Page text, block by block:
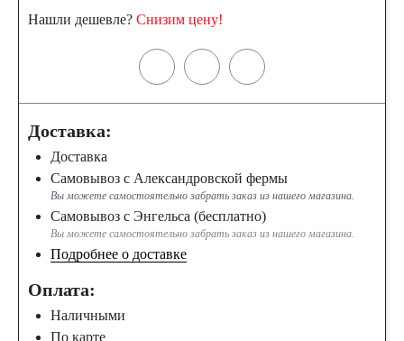
Нашли дешевле? Снизим цену!
Доставка:
Доставка
Самовывоз с Александровской фермы
Вы можете самостоятельно забрать заказ из нашего магазина.
Самовывоз с Энгельса (бесплатно)
Вы можете самостоятельно забрать заказ из нашего магазина.
Подробнее о доставке
Оплата:
Наличными
По карте